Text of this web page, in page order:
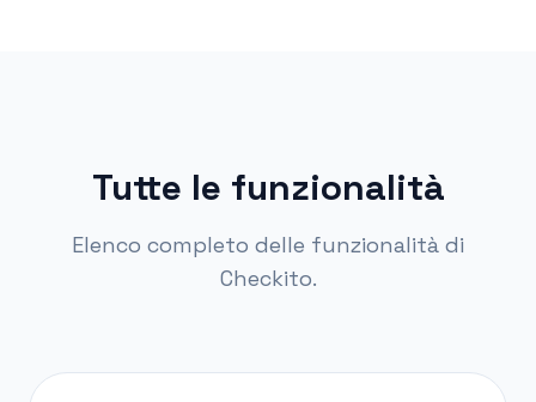
Tutte le funzionalità
Elenco completo delle funzionalità di
Checkito.